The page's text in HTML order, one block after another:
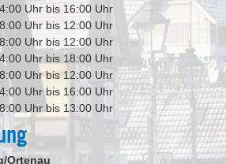
Uhr bis 16:00 Uhr
Uhr bis 12:00 Uhr
Uhr bis 12:00 Uhr
Uhr bis 18:00 Uhr
Uhr bis 12:00 Uhr
Uhr bis 16:00 Uhr
Uhr bis 13:00 Uhr
Ortenau